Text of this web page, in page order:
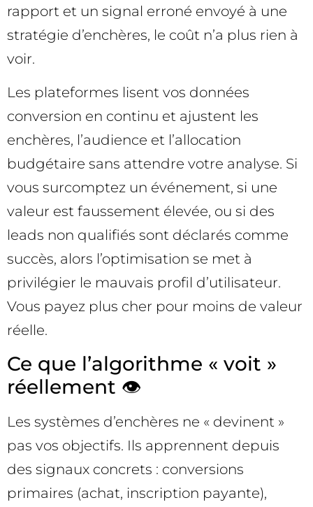
rapport et un signal erroné envoyé à une
stratégie d’enchères, le coût n’a plus rien à
voir.
Les plateformes lisent vos données
conversion en continu et ajustent les
enchères, l’audience et l’allocation
budgétaire sans attendre votre analyse. Si
vous surcomptez un événement, si une
valeur est faussement élevée, ou si des
leads non qualifiés sont déclarés comme
succès, alors l’optimisation se met à
privilégier le mauvais profil d’utilisateur.
Vous payez plus cher pour moins de valeur
réelle.
Ce que l’algorithme « voit »
réellement 👁️
Les systèmes d’enchères ne « devinent »
pas vos objectifs. Ils apprennent depuis
des signaux concrets : conversions
primaires (achat, inscription payante),